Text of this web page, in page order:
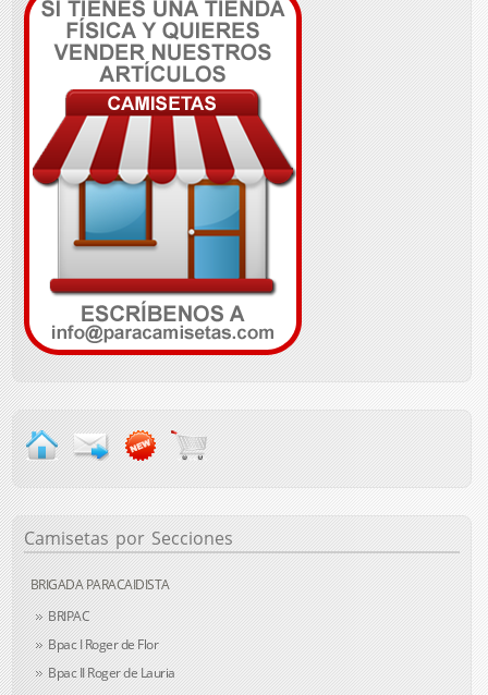
Camisetas por Secciones
BRIGADA PARACAIDISTA
BRIPAC
Bpac I Roger de Flor
Bpac II Roger de Lauria